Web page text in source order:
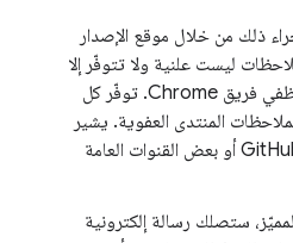
ذلك من خلال موقع الإصدار
ليست علنية ولا تتوفّر إلا
لمجموعة محدودة من موظفي فريق Chrome. توفّر كل
المنتدى العفوية. يشير
هذا عادةً إلى الميزة على GitHub أو بعض القنوات العامة
ستصلك رسالة إلكترونية